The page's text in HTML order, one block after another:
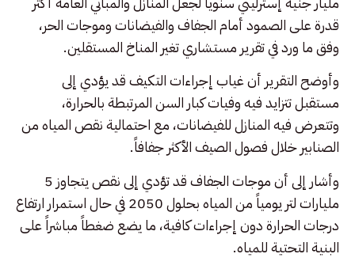
قدرة على الصمود أمام الجفاف والفيضانات وموجات الحر،
وفق ما ورد في تقرير مستشاري تغير المناخ المستقلين.
وأوضح التقرير أن غياب إجراءات التكيف قد يؤدي إلى
مستقبل تتزايد فيه وفيات كبار السن المرتبطة بالحرارة،
وتتعرض فيه المنازل للفيضانات، مع احتمالية نقص المياه من
الصنابير خلال فصول الصيف الأكثر جفافاً.
وأشار إلى أن موجات الجفاف قد تؤدي إلى نقص يتجاوز 5
مليارات لتر يومياً من المياه بحلول 2050 في حال استمرار ارتفاع
درجات الحرارة دون إجراءات كافية، ما يضع ضغطاً مباشراً على
البنية التحتية للمياه.